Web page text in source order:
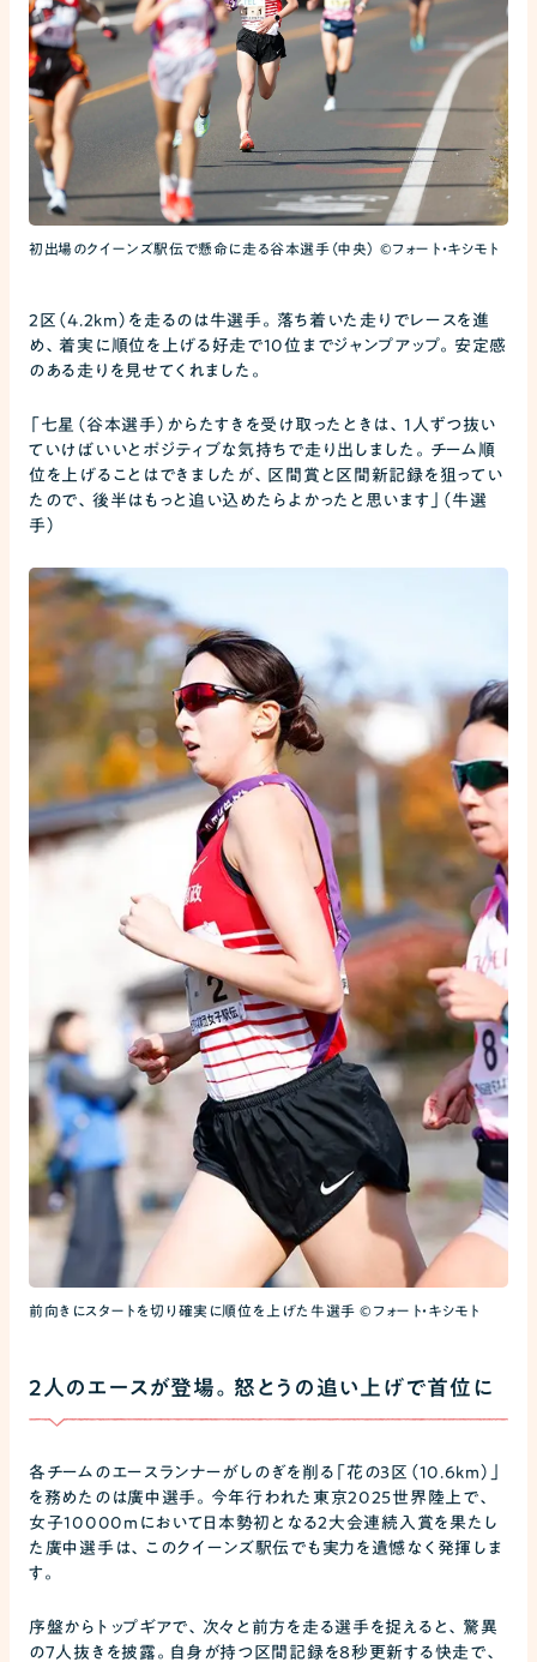
初出場のクイーンズ駅伝で懸命に走る谷本選手（中央） ©フォート・キシモト
2区（4.2km）を走るのは牛選手。落ち着いた走りでレースを進
め、着実に順位を上げる好走で10位までジャンプアップ。安定感
のある走りを見せてくれました。
「七星（谷本選手）からたすきを受け取ったときは、1人ずつ抜い
ていけばいいとポジティブな気持ちで走り出しました。チーム順
位を上げることはできましたが、区間賞と区間新記録を狙ってい
たので、後半はもっと追い込めたらよかったと思います」（牛選
手）
前向きにスタートを切り確実に順位を上げた牛選手 ©フォート・キシモト
2人のエースが登場。怒とうの追い上げで首位に
各チームのエースランナーがしのぎを削る「花の3区（10.6km）」
を務めたのは廣中選手。今年行われた東京2025世界陸上で、
女子10000mにおいて日本勢初となる2大会連続入賞を果たし
た廣中選手は、このクイーンズ駅伝でも実力を遺憾なく発揮しま
す。
序盤からトップギアで、次々と前方を走る選手を捉えると、驚異
の7人抜きを披露。自身が持つ区間記録を8秒更新する快走で、